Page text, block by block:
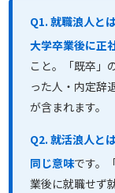
Q1. 就職浪人と
大学卒業後に正
こと。「既卒」
った人・内定辞
が含まれます。
Q2. 就活浪人と
同じ意味です。
業後に就職せず